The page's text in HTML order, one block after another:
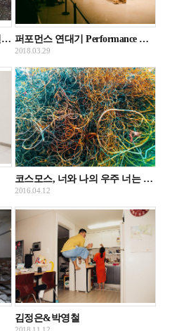
OH MY GODS: 2100년 샤먼, 천사 그리고 스토리텔러 퍼포먼스 연대기 Performance History
2018.03.29
코스모스, 너와 나의 우주 너는 나의 꽃
2016.04.12
김정은&박영철